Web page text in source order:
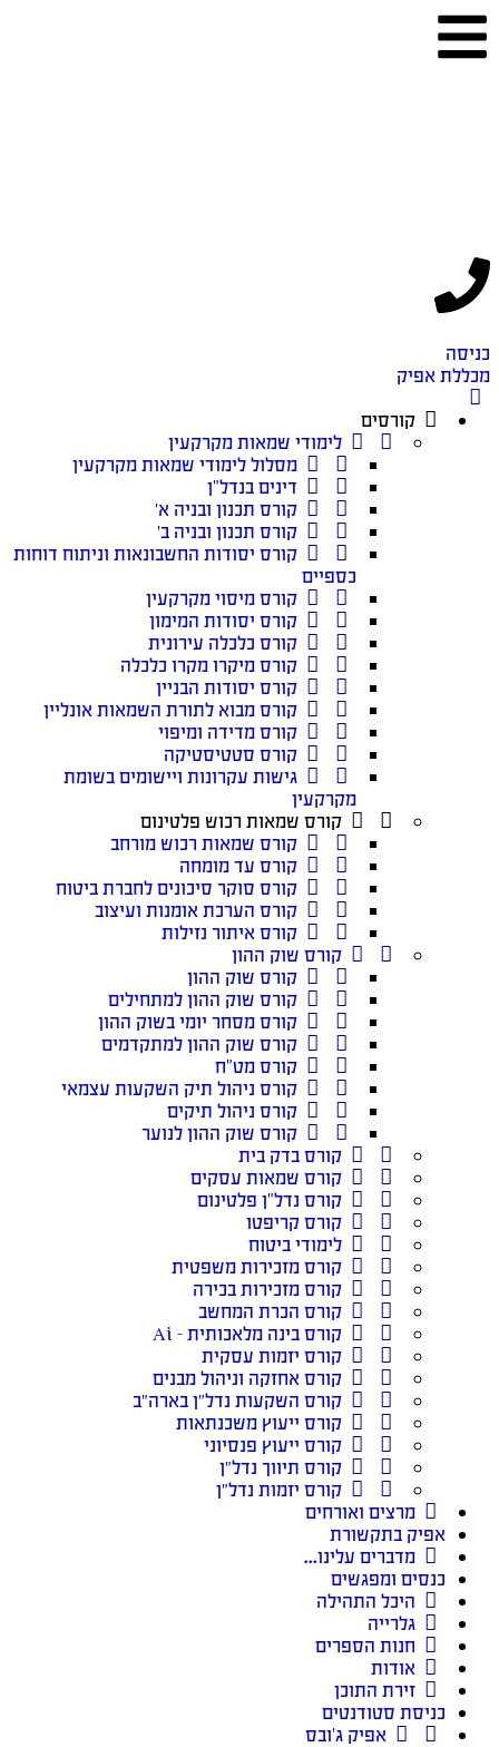
כניסה
מכללת אפיק
קורסים
לימודי שמאות מקרקעין
מסלול לימודי שמאות מקרקעין
דינים בנדל”ן
קורס תכנון ובניה א׳
קורס תכנון ובניה ב׳
קורס יסודות החשבונאות וניתוח דוחות
כספיים
קורס מיסוי מקרקעין
קורס יסודות המימון
קורס כלכלה עירונית
קורס מיקרו מקרו כלכלה
קורס יסודות הבניין
קורס מבוא לתורת השמאות אונליין
קורס מדידה ומיפוי
קורס סטטיסטיקה
גישות עקרונות ויישומים בשומת
מקרקעין
קורס שמאות רכוש פלטינום
קורס שמאות רכוש מורחב
קורס עד מומחה
קורס סוקר סיכונים לחברת ביטוח
קורס הערכת אומנות ועיצוב
קורס איתור נזילות
קורס שוק ההון
קורס שוק ההון
קורס שוק ההון למתחילים
קורס מסחר יומי בשוק ההון
קורס שוק ההון למתקדמים
קורס מט”ח
קורס ניהול תיק השקעות עצמאי
קורס ניהול תיקים
קורס שוק ההון לנוער
קורס בדק בית
קורס שמאות עסקים
קורס נדל”ן פלטינום
קורס קריפטו
לימודי ביטוח
קורס מזכירות משפטית
קורס מזכירות בכירה
קורס הכרת המחשב
קורס בינה מלאכותית – Ai
קורס יזמות עסקית
קורס אחזקה וניהול מבנים
קורס השקעות נדל״ן בארה״ב
קורס ייעוץ משכנתאות
קורס ייעוץ פנסיוני
קורס תיווך נדל״ן
קורס יזמות נדל״ן
מרצים ואורחים
אפיק בתקשורת
מדברים עלינו…
כנסים ומפגשים
היכל התהילה
גלרייה
חנות הספרים
אודות
זירת התוכן
כניסת סטודנטים
אפיק ג’ובס